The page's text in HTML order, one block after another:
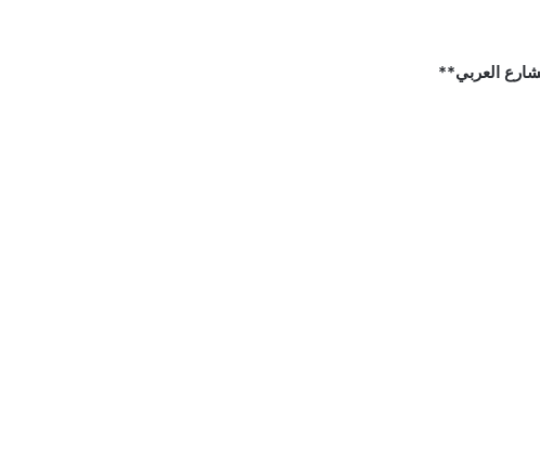
العربي**